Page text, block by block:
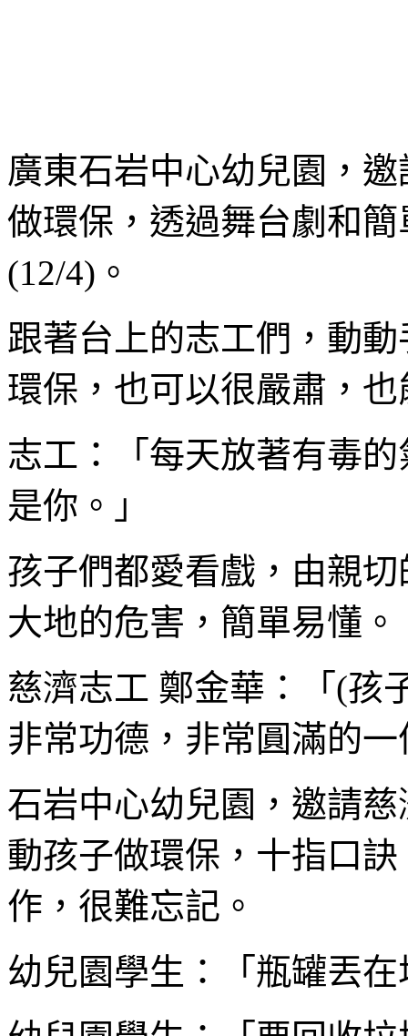
廣東石岩中心幼兒園，
做環保，透過舞台劇和
(12/4)。
跟著台上的志工們，動
環保，也可以很嚴肅，
志工：「每天放著有毒
是你。」
孩子們都愛看戲，由親
大地的危害，簡單易懂。
慈濟志工 鄭金華：「(孩
非常功德，非常圓滿的
石岩中心幼兒園，邀請
動孩子做環保，十指口
作，很難忘記。
幼兒園學生：「瓶罐丟